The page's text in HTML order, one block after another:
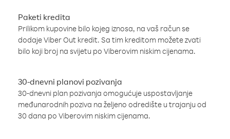
Paketi kredita
Prilikom kupovine bilo kojeg iznosa, na vaš račun se
dodaje Viber Out kredit. Sa tim kreditom možete zvati
bilo koji broj na svijetu po Viberovim niskim cijenama.
30-dnevni planovi pozivanja
30-dnevni plan pozivanja omogućuje uspostavljanje
međunarodnih poziva na željeno odredište u trajanju od
30 dana po Viberovim niskim cijenama.